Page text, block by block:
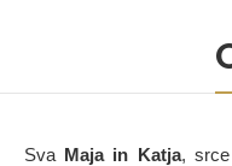
Sva Maja in Katja, srce